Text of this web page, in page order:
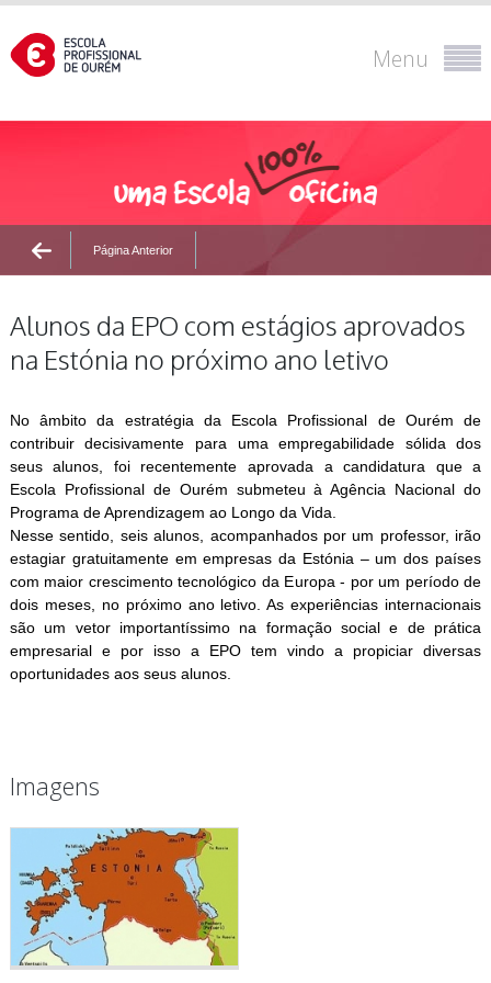
Menu
Página Anterior
Alunos da EPO com estágios aprovados
na Estónia no próximo ano letivo
No âmbito da estratégia da Escola Profissional de Ourém de
contribuir decisivamente para uma empregabilidade sólida dos
seus alunos, foi recentemente aprovada a candidatura que a
Escola Profissional de Ourém submeteu à Agência Nacional do
Programa de Aprendizagem ao Longo da Vida.
Nesse sentido, seis alunos, acompanhados por um professor, irão
estagiar gratuitamente em empresas da Estónia – um dos países
com maior crescimento tecnológico da Europa - por um período de
dois meses, no próximo ano letivo. As experiências internacionais
são um vetor importantíssimo na formação social e de prática
empresarial e por isso a EPO tem vindo a propiciar diversas
oportunidades aos seus alunos.
Imagens